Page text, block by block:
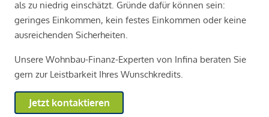
als zu niedrig einschätzt. Gründe dafür können sein:
geringes Einkommen, kein festes Einkommen oder keine
ausreichenden Sicherheiten.
Unsere Wohnbau-Finanz-Experten von Infina beraten Sie
gern zur Leistbarkeit Ihres Wunschkredits.
Jetzt kontaktieren